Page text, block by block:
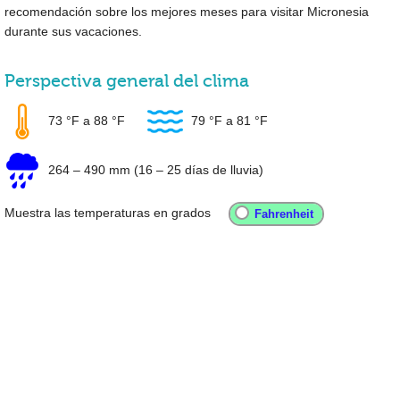
recomendación sobre los mejores meses para visitar Micronesia
durante sus vacaciones.
Perspectiva general del clima
73 °F a 88 °F 79 °F a 81 °F
264 – 490 mm (16 – 25 días de lluvia)
Muestra las temperaturas en grados